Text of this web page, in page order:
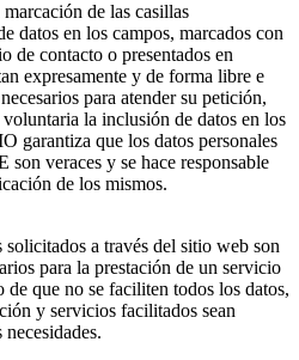
de las casillas
datos en los campos, marcados con
de contacto o presentados en
expresamente y de forma libre e
para atender su petición,
la inclusión de datos en los
garantiza que los datos personales
veraces y se hace responsable
de los mismos.
a través del sitio web son
para la prestación de un servicio
que no se faciliten todos los datos,
y servicios facilitados sean